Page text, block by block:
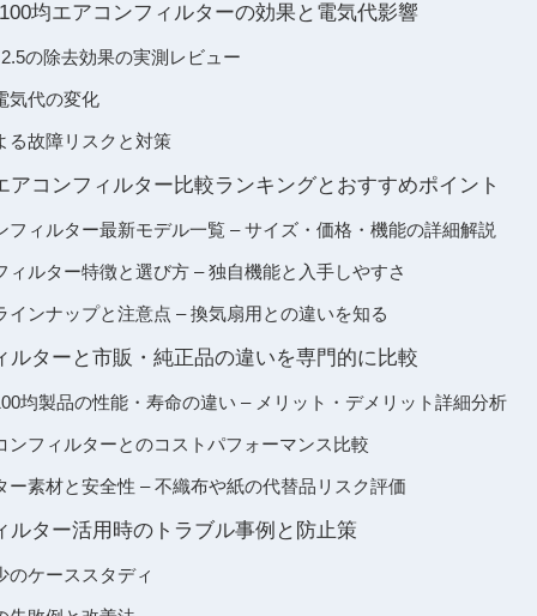
均エアコンフィルターの効果と電気代影響
の除去効果の実測レビュー
気代の変化
る故障リスクと対策
アコンフィルター比較ランキングとおすすめポイント
フィルター最新モデル一覧 – サイズ・価格・機能の詳細解説
ィルター特徴と選び方 – 独自機能と入手しやすさ
インナップと注意点 – 換気扇用との違いを知る
ルターと市販・純正品の違いを専門的に比較
均製品の性能・寿命の違い – メリット・デメリット詳細分析
ンフィルターとのコストパフォーマンス比較
ー素材と安全性 – 不織布や紙の代替品リスク評価
ルター活用時のトラブル事例と防止策
のケーススタディ